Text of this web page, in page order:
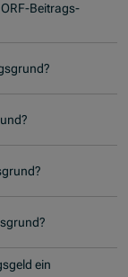
Beitrags-
ein